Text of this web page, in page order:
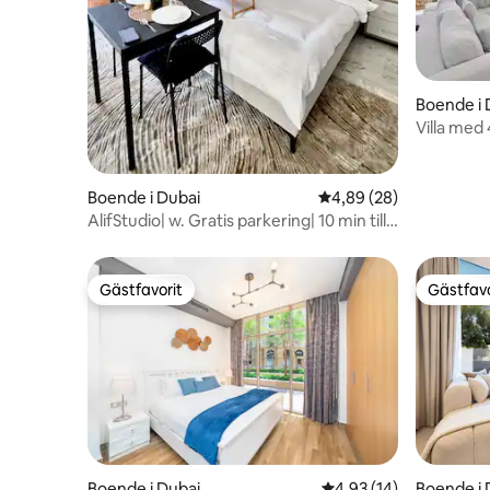
Boende i Dubai 4,89 av 5 i
4,89 (28)
AlifStudio| w. Gratis parkering| 10 min till
Boende i
Villa med
Gästfavorit
Gästfavorit